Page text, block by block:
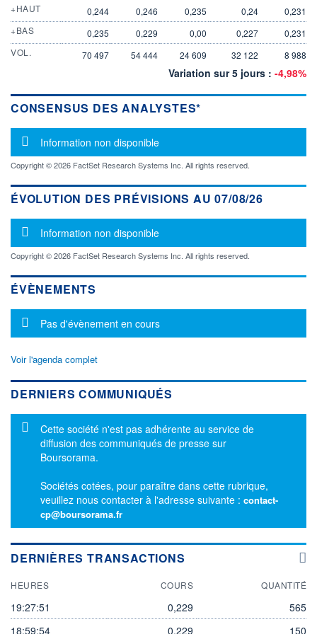
+HAUT
0,244 0,246 0,235 0,24
0,231
+BAS
0,235 0,229 0,00 0,227
0,231
VOL.
70 497 54 444 24 609 32 122 8 988
Variation sur 5 jours : -4,98%
CONSENSUS DES ANALYSTES*
Message d'information
Information non disponible
Copyright © 2026 FactSet Research Systems Inc. All rights reserved.
ÉVOLUTION DES PRÉVISIONS AU 07/08/26
Message d'information
Information non disponible
Copyright © 2026 FactSet Research Systems Inc. All rights reserved.
ÉVÈNEMENTS
Message d'information
Pas d'évènement en cours
Voir l'agenda complet
DERNIERS COMMUNIQUÉS
Message d'information
Cette société n'est pas adhérente au service de
diffusion des communiqués de presse sur
Boursorama.
Sociétés cotées, pour paraître dans cette rubrique,
veuillez nous contacter à l'adresse suivante : contact-
cp@boursorama.fr
DERNIÈRES TRANSACTIONS
HEURES COURS QUANTITÉ
19:27:51 0,229
565
18:59:54
0,229 150